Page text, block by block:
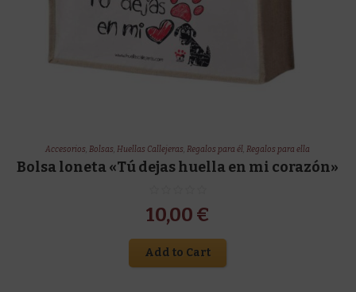
Accesorios,Bolsas,Huellas Callejeras,Regalos para él,Regalos para ella
Bolsa loneta «Tú dejas huella en mi corazón»
10,00 €
Add to Cart